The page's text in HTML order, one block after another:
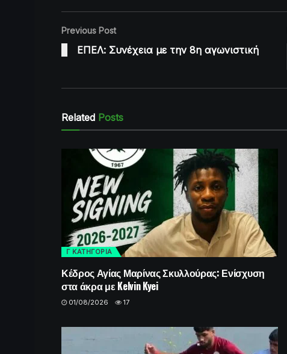
Previous Post
ΕΠΕΛ: Συνέχεια με την 8η αγωνιστική
Related Posts
Γ ΚΑΤΗΓΟΡΙΑ
Κέδρος Αγίας Μαρίνας Σκυλλούρας: Ενίσχυση
στα άκρα με Kelvin Kyei
01/08/2026 17